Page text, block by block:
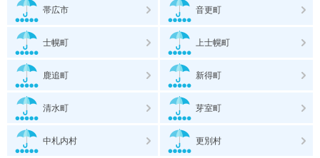
帯広市 音更町
士幌町 上士幌町
鹿追町 新得町
清水町 芽室町
中札内村 更別村